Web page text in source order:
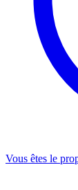
Vous êtes le